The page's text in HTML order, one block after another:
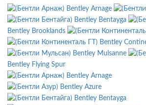
Bentley Arnage
Bentley Bentayga
Bentley Brooklands
Bentley
Bentley Mulsanne
Bentley Flying Spur
Bentley Arnage
Bentley Azure
Bentley Bentayga